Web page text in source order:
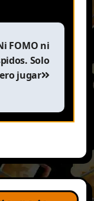
FOMO ni
Solo
jugar